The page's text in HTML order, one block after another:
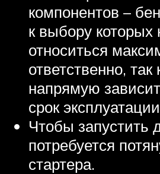
компонентов –
к выбору которых
относиться
ответственно, так
напрямую
срок
Чтобы запустить
потребуется
стартера.